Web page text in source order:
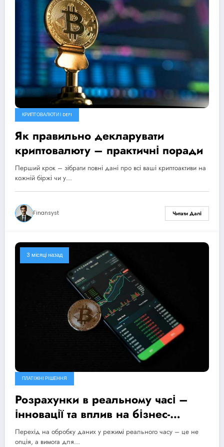
КРИПТОВАЛЮТИ І DEFI
Як правильно декларувати
криптовалюту – практичні поради
Перший крок – зібрати повні дані про всі ваші криптоактиви на
кожній біржі чи у…
Finansyst Читати Далі
3 місяці назад
ПЛАТІЖНІ РІШЕННЯ
Розрахунки в реальному часі –
інновації та вплив на бізнес-
процеси
Перехід на обробку даних у режимі реального часу – це не
опція, а вимога для…